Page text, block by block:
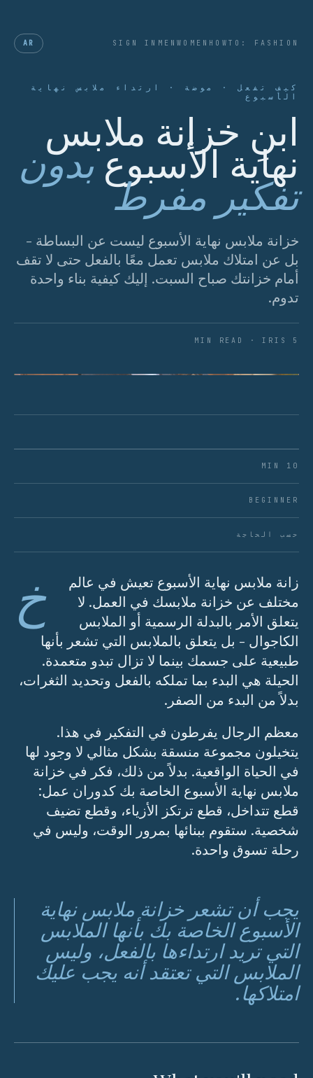
HOWTO: FASHION
WOMEN
MEN
SIGN IN
AR
كيف تفعل · موضة · ارتداء ملابس نهاية
الأسبوع
ابنِ خزانة ملابس
نهاية الأسبوعبدون
تفكير مفرط
خزانة ملابس نهاية الأسبوع ليست عن البساطة -
بل عن امتلاك ملابس تعمل معًا بالفعل حتى لا تقف
أمام خزانتك صباح السبت. إليك كيفية بناء واحدة
تدوم.
5 MIN READ · IRIS
10 MIN
BEGINNER
حسب الحاجة
خ
زانة ملابس نهاية الأسبوع تعيش في عالم
مختلف عن خزانة ملابسك في العمل. لا
يتعلق الأمر بالبدلة الرسمية أو الملابس
الكاجوال - بل يتعلق بالملابس التي تشعر بأنها
طبيعية على جسمك بينما لا تزال تبدو متعمدة.
الحيلة هي البدء بما تملكه بالفعل وتحديد الثغرات،
بدلاً من البدء من الصفر.
معظم الرجال يفرطون في التفكير في هذا.
يتخيلون مجموعة منسقة بشكل مثالي لا وجود لها
في الحياة الواقعية. بدلاً من ذلك، فكر في خزانة
ملابس نهاية الأسبوع الخاصة بك كدوران عمل:
قطع تتداخل، قطع ترتكز الأزياء، وقطع تضيف
شخصية. ستقوم ببنائها بمرور الوقت، وليس في
رحلة تسوق واحدة.
يجب أن تشعر خزانة ملابس نهاية
الأسبوع الخاصة بك بأنها الملابس
التي تريد ارتداءها بالفعل، وليس
الملابس التي تعتقد أنه يجب عليك
امتلاكها.